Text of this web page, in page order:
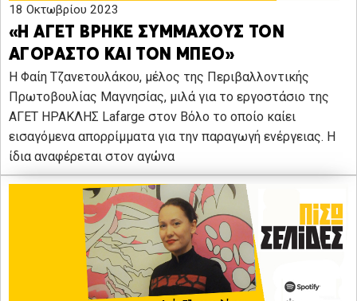
18 Οκτωβρίου 2023
«Η ΑΓΕΤ ΒΡΗΚΕ ΣΥΜΜΑΧΟΥΣ ΤΟΝ
ΑΓΟΡΑΣΤΟ ΚΑΙ ΤΟΝ ΜΠΕΟ»
Η Φαίη Τζανετουλάκου, μέλος της Περιβαλλοντικής
Πρωτοβουλίας Μαγνησίας, μιλά για το εργοστάσιο της
ΑΓΕΤ ΗΡΑΚΛΗΣ Lafarge στον Βόλο το οποίο καίει
εισαγόμενα απορρίμματα για την παραγωγή ενέργειας. Η
ίδια αναφέρεται στον αγώνα